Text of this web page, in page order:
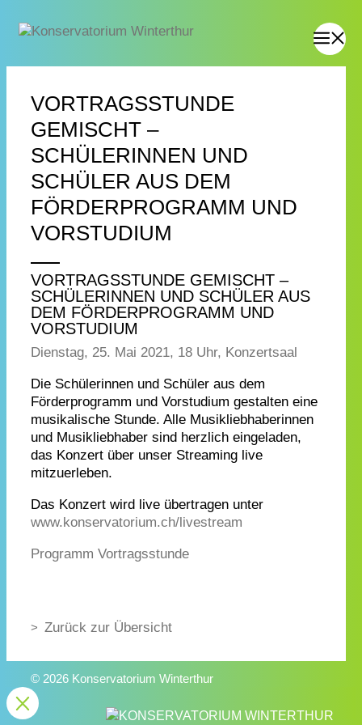
VORTRAGSSTUNDE
GEMISCHT –
SCHÜLERINNEN UND
SCHÜLER AUS DEM
FÖRDERPROGRAMM UND
VORSTUDIUM
VORTRAGSSTUNDE GEMISCHT –
SCHÜLERINNEN UND SCHÜLER AUS
DEM FÖRDERPROGRAMM UND
VORSTUDIUM
Dienstag, 25. Mai 2021, 18 Uhr, Konzertsaal
Die Schülerinnen und Schüler aus dem
Förderprogramm und Vorstudium gestalten eine
musikalische Stunde. Alle Musikliebhaberinnen
und Musikliebhaber sind herzlich eingeladen,
das Konzert über unser Streaming live
mitzuerleben.
Das Konzert wird live übertragen unter
www.konservatorium.ch/livestream
Programm Vortragsstunde
Zurück zur Übersicht
© 2026 Konservatorium Winterthur